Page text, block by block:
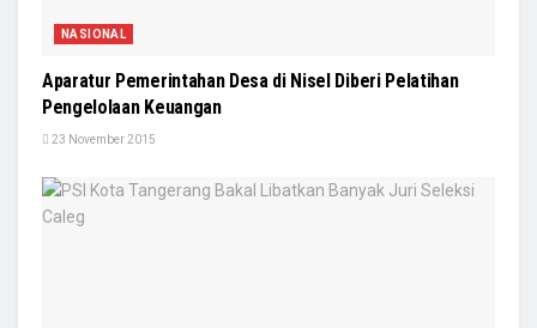
NASIONAL
Aparatur Pemerintahan Desa di Nisel Diberi Pelatihan
Pengelolaan Keuangan
23 November 2015